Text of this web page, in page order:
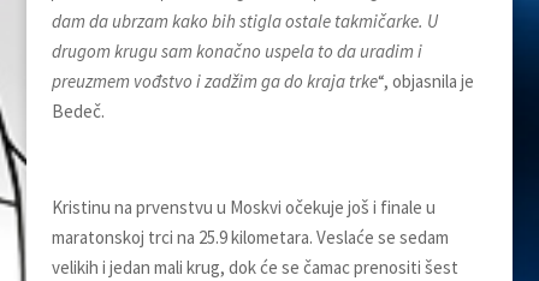
dam da ubrzam kako bih stigla ostale takmičarke. U
drugom krugu sam konačno uspela to da uradim i
preuzmem vođstvo i zadžim ga do kraja trke“, objasnila je
Bedeč.
Kristinu na prvenstvu u Moskvi očekuje još i finale u
maratonskoj trci na 25.9 kilometara. Veslaće se sedam
velikih i jedan mali krug, dok će se čamac prenositi šest